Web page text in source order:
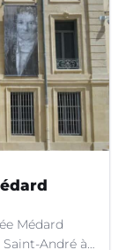
Médard
André à